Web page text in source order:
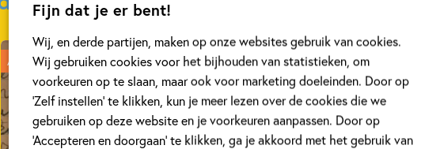
Fijn dat je er bent!
Wij, en derde partijen, maken op onze websites gebruik van cookies.
Wij gebruiken cookies voor het bijhouden van statistieken, om
voorkeuren op te slaan, maar ook voor marketing doeleinden. Door op
‘Zelf instellen’ te klikken, kun je meer lezen over de cookies die we
gebruiken op deze website en je voorkeuren aanpassen. Door op
‘Accepteren en doorgaan’ te klikken, ga je akkoord met het gebruik van
Achtergrond Interview